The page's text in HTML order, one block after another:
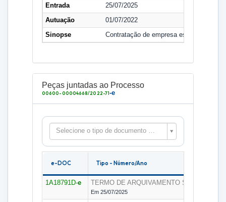
Entrada
25/07/2025
Autuação
01/07/2022
Sinopse
Contratação de empresa especializada
Peças juntadas ao Processo
00600-00004668/2022-71-e
Selecione o tipo de documento para filtrar as peças
e-DOC Tipo - Número/Ano
1A18791D-e TERMO DE ARQUIVAMENTO SELIP
Em 25/07/2025